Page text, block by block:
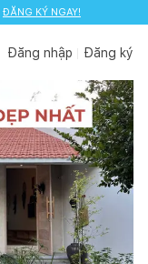
ĐĂNG KÝ NGAY!
Đăng nhập Đăng ký